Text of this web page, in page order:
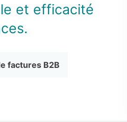
et efficacité
factures B2B